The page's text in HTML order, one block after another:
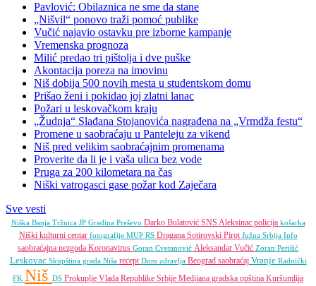
Pavlović: Obilaznica ne sme da stane
„Nišvil“ ponovo traži pomoć publike
Vučić najavio ostavku pre izborne kampanje
Vremenska prognoza
Milić predao tri pištolja i dve puške
Akontacija poreza na imovinu
Niš dobija 500 novih mesta u studentskom domu
Prišao ženi i pokidao joj zlatni lanac
Požari u leskovačkom kraju
„Žudnja“ Slađana Stojanovića nagrađena na „Vrmdža festu“
Promene u saobraćaju u Panteleju za vikend
Niš pred velikim saobraćajnim promenama
Proverite da li je i vaša ulica bez vode
Pruga za 200 kilometara na čas
Niški vatrogasci gase požar kod Zaječara
Sve vesti
Niška Banja Tržnica JP Gradina Preševo Darko Bulatović SNS Aleksinac policija košarka
Niški kulturni centar fotografije MUP RS Dragana Sotirovski PirotJužna Srbija Info
saobraćajna nezgoda Koronavirus Goran Cvetanović Aleksandar Vučić Zoran Perišić
Leskovac Skupština grada Niša receptDom zdravlja Beograd saobraćaj Vranje Radnički
FK Niš DS Prokuplje Vlada Republike Srbije Medijana gradska opština Kuršumlija